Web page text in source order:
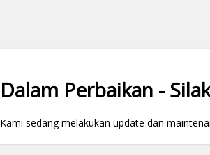
Dalam Perbaikan -
Kami sedang melakukan update dan